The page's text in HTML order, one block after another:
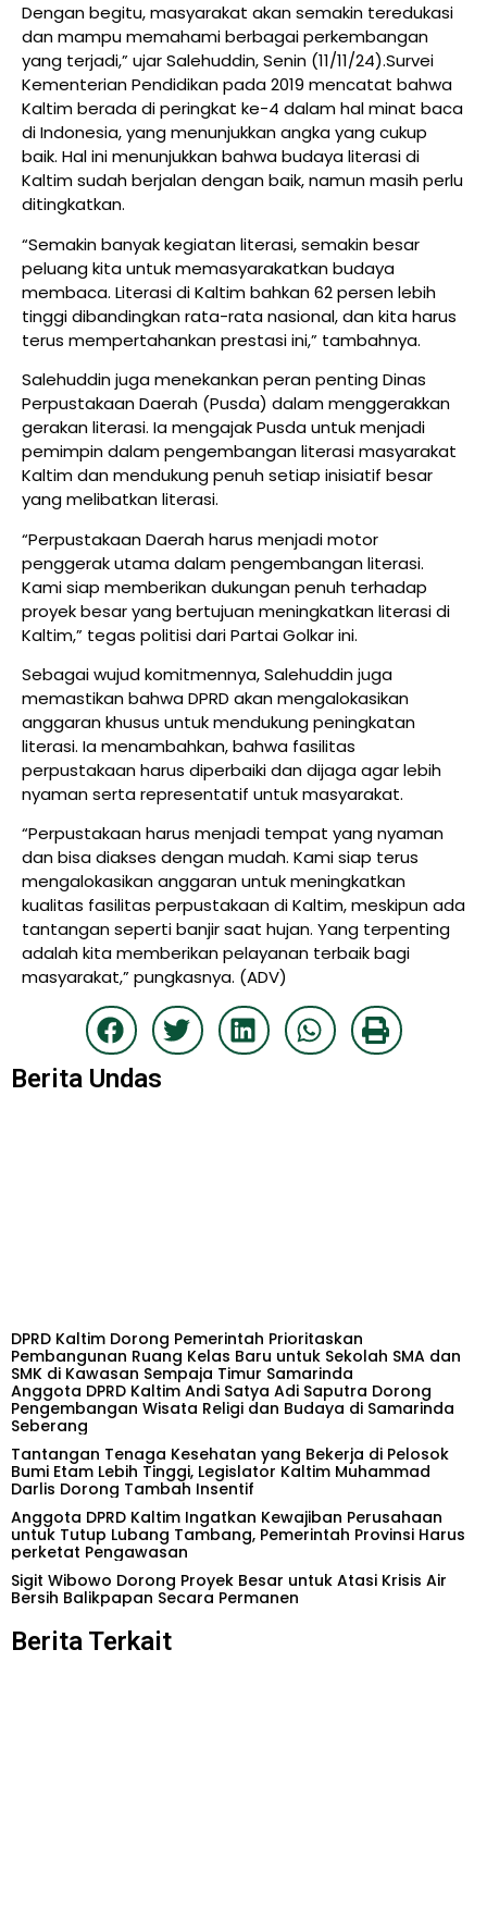
Dengan begitu, masyarakat akan semakin teredukasi
dan mampu memahami berbagai perkembangan
yang terjadi,” ujar Salehuddin, Senin (11/11/24).Survei
Kementerian Pendidikan pada 2019 mencatat bahwa
Kaltim berada di peringkat ke-4 dalam hal minat baca
di Indonesia, yang menunjukkan angka yang cukup
baik. Hal ini menunjukkan bahwa budaya literasi di
Kaltim sudah berjalan dengan baik, namun masih perlu
ditingkatkan.
“Semakin banyak kegiatan literasi, semakin besar
peluang kita untuk memasyarakatkan budaya
membaca. Literasi di Kaltim bahkan 62 persen lebih
tinggi dibandingkan rata-rata nasional, dan kita harus
terus mempertahankan prestasi ini,” tambahnya.
Salehuddin juga menekankan peran penting Dinas
Perpustakaan Daerah (Pusda) dalam menggerakkan
gerakan literasi. Ia mengajak Pusda untuk menjadi
pemimpin dalam pengembangan literasi masyarakat
Kaltim dan mendukung penuh setiap inisiatif besar
yang melibatkan literasi.
“Perpustakaan Daerah harus menjadi motor
penggerak utama dalam pengembangan literasi.
Kami siap memberikan dukungan penuh terhadap
proyek besar yang bertujuan meningkatkan literasi di
Kaltim,” tegas politisi dari Partai Golkar ini.
Sebagai wujud komitmennya, Salehuddin juga
memastikan bahwa DPRD akan mengalokasikan
anggaran khusus untuk mendukung peningkatan
literasi. Ia menambahkan, bahwa fasilitas
perpustakaan harus diperbaiki dan dijaga agar lebih
nyaman serta representatif untuk masyarakat.
“Perpustakaan harus menjadi tempat yang nyaman
dan bisa diakses dengan mudah. Kami siap terus
mengalokasikan anggaran untuk meningkatkan
kualitas fasilitas perpustakaan di Kaltim, meskipun ada
tantangan seperti banjir saat hujan. Yang terpenting
adalah kita memberikan pelayanan terbaik bagi
masyarakat,” pungkasnya. (ADV)
Berita Undas
DPRD Kaltim Dorong Pemerintah Prioritaskan
Pembangunan Ruang Kelas Baru untuk Sekolah SMA dan
SMK di Kawasan Sempaja Timur Samarinda
Anggota DPRD Kaltim Andi Satya Adi Saputra Dorong
Pengembangan Wisata Religi dan Budaya di Samarinda
Seberang
Tantangan Tenaga Kesehatan yang Bekerja di Pelosok
Bumi Etam Lebih Tinggi, Legislator Kaltim Muhammad
Darlis Dorong Tambah Insentif
Anggota DPRD Kaltim Ingatkan Kewajiban Perusahaan
untuk Tutup Lubang Tambang, Pemerintah Provinsi Harus
perketat Pengawasan
Sigit Wibowo Dorong Proyek Besar untuk Atasi Krisis Air
Bersih Balikpapan Secara Permanen
Berita Terkait